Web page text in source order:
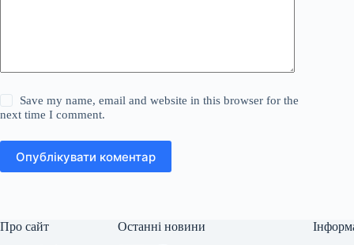
Save my name, email and website in this browser for the
next time I comment.
Опублікувати коментар
Про сайт Останні новини